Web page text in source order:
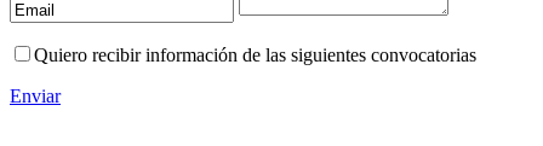
Quiero recibir información de las siguientes convocatorias
Enviar